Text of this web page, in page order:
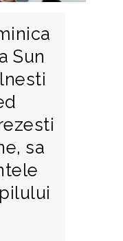
Sun
sa